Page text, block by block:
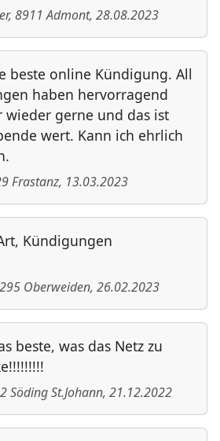
, 8911 Admont, 28.08.2023
online Kündigung. All
haben hervorragend
wieder gerne und das ist
wert. Kann ich ehrlich
Frastanz, 13.03.2023
Kündigungen
Oberweiden, 26.02.2023
beste, was das Netz zu
Söding St.Johann, 21.12.2022